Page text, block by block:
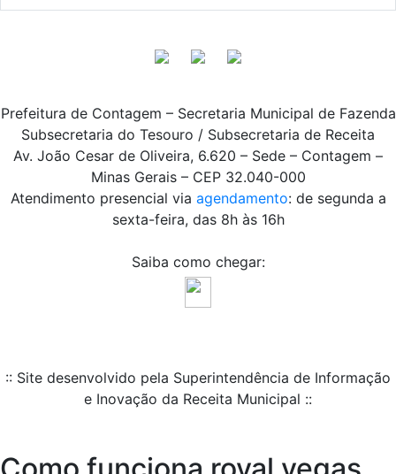
Prefeitura de Contagem – Secretaria Municipal de Fazenda
Subsecretaria do Tesouro / Subsecretaria de Receita
Av. João Cesar de Oliveira, 6.620 – Sede – Contagem –
Minas Gerais – CEP 32.040-000
Atendimento presencial via agendamento: de segunda a
sexta-feira, das 8h às 16h
Saiba como chegar:
:: Site desenvolvido pela Superintendência de Informação
e Inovação da Receita Municipal ::